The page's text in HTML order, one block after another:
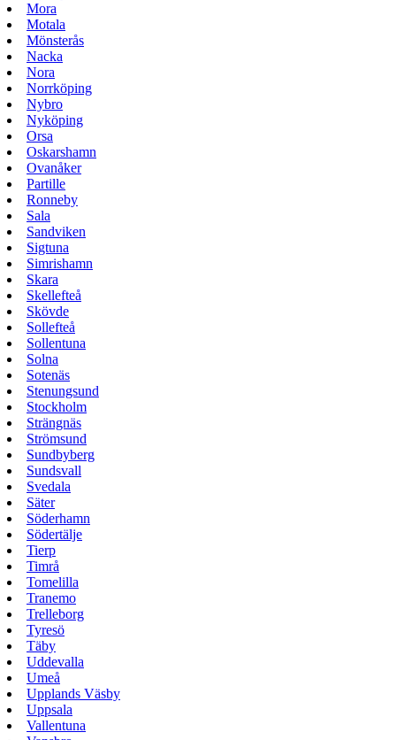
Mora
Motala
Mönsterås
Nacka
Nora
Norrköping
Nybro
Nyköping
Orsa
Oskarshamn
Ovanåker
Partille
Ronneby
Sala
Sandviken
Sigtuna
Simrishamn
Skara
Skellefteå
Skövde
Sollefteå
Sollentuna
Solna
Sotenäs
Stenungsund
Stockholm
Strängnäs
Strömsund
Sundbyberg
Sundsvall
Svedala
Säter
Söderhamn
Södertälje
Tierp
Timrå
Tomelilla
Tranemo
Trelleborg
Tyresö
Täby
Uddevalla
Umeå
Upplands Väsby
Uppsala
Vallentuna